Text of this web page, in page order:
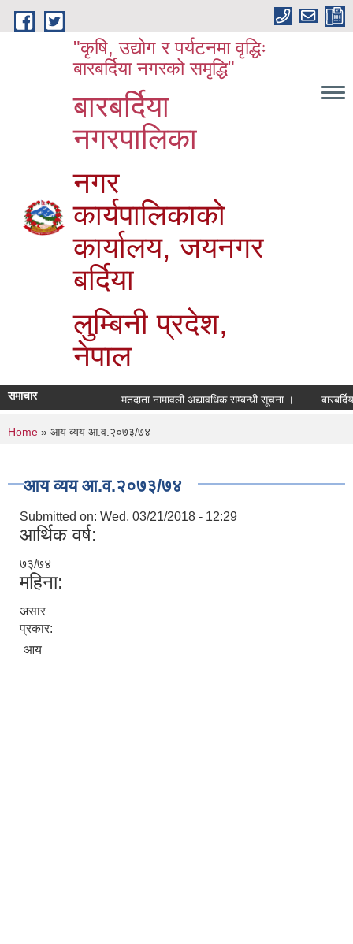
Skip to main content
"कृषि, उद्योग र पर्यटनमा वृद्धिः
बारबर्दिया नगरको समृद्धि"
बारबर्दिया
नगरपालिका
नगर
कार्यपालिकाको
कार्यालय, जयनगर
बर्दिया
लुम्बिनी प्रदेश,
नेपाल
समाचार मतदाता नामावली अद्यावधिक सम्बन्धी सूचना ।
You are here
Home » आय व्यय आ.व.२०७३/७४
आय व्यय आ.व.२०७३/७४
Submitted on: Wed, 03/21/2018 - 12:29
आर्थिक वर्ष:
७३/७४
महिना:
असार
प्रकार:
आय